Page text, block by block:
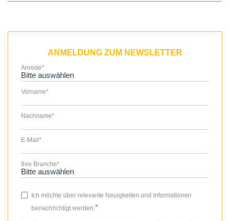
ANMELDUNG ZUM NEWSLETTER
Anrede*
Vorname*
Nachname*
E-Mail*
Ihre Branche*
Ich möchte über relevante Neuigkeiten und Informationen
benachrichtigt werden. *